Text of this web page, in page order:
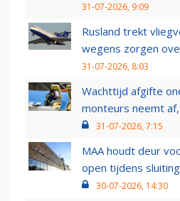
31-07-2026, 9:09
Rusland trekt
wegens zorgen
31-07-2026, 8:03
Wachttijd afgifte
monteurs neemt
31-07-2026, 7:15
MAA houdt deur
open tijdens
30-07-2026, 14:30